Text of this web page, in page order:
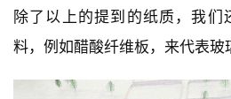
除了以上的提到的纸质，我们
料，例如醋酸纤维板，来代表玻